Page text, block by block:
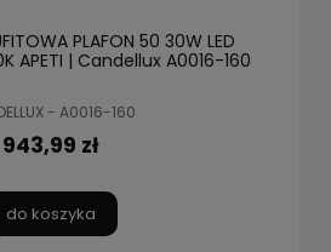
PLAFON 50 30W LED
APETI | Candellux A0016-160
- A0016-160
943,99 zł
do koszyka